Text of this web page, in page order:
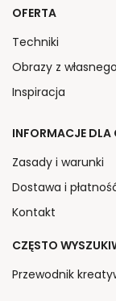
OFERTA
Techniki
Obrazy z
Inspiracja
INFORMACJE DLA
Zasady i warunki
Dostawa i
Kontakt
CZĘSTO
Przewodnik